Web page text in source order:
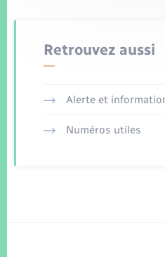
Retrouvez aussi
Alerte et
Numéros utiles